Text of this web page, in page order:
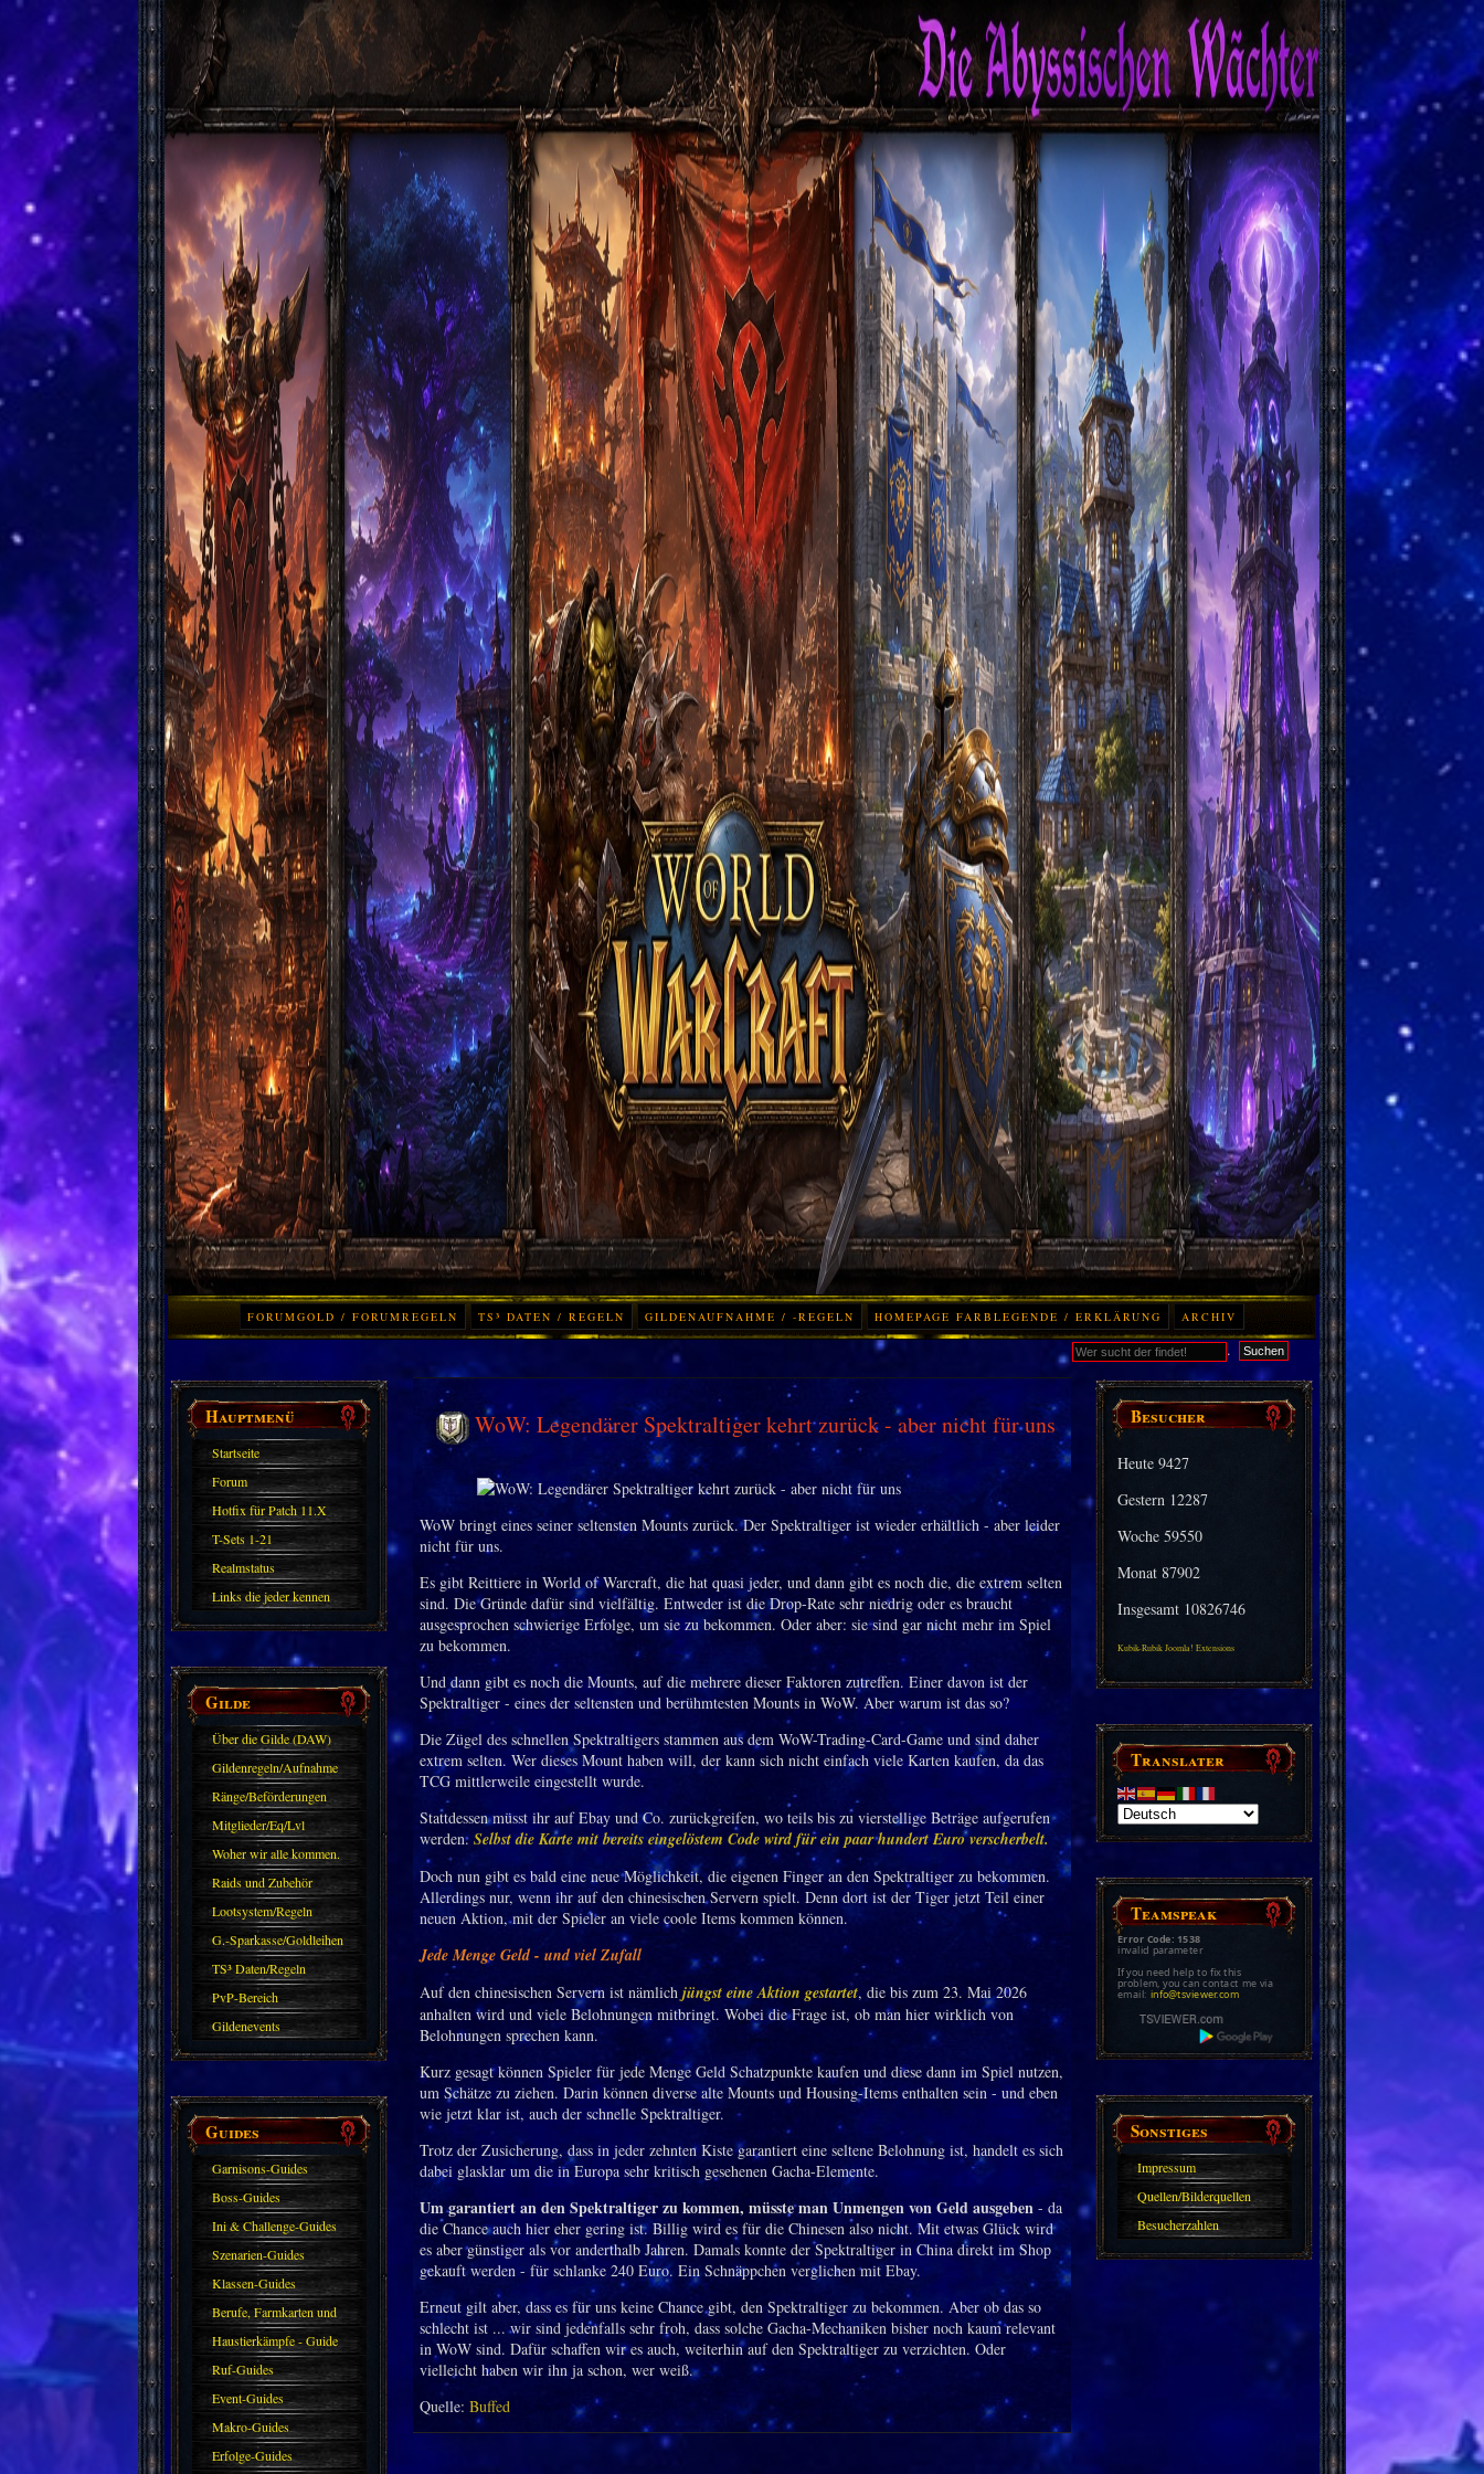
FORUMGOLD / FORUMREGELN TS³ DATEN / REGELN GILDENAUFNAHME / -REGELN HOMEPAGE FARBLEGENDE / ERKLÄRUNG ARCHIV
. Suchen
Hauptmenü
Startseite
Forum
Hotfix für Patch 11.X
T-Sets 1-21
Realmstatus
Links die jeder kennen
sollte?! Oder nicht?
Gilde
Über die Gilde (DAW)
Gildenregeln/Aufnahme
Ränge/Beförderungen
Mitglieder/Eq/Lvl
Woher wir alle kommen.
Raids und Zubehör
Lootsystem/Regeln
G.-Sparkasse/Goldleihen
TS³ Daten/Regeln
PvP-Bereich
Gildenevents
Guides
Garnisons-Guides
Boss-Guides
Ini & Challenge-Guides
Szenarien-Guides
Klassen-Guides
Berufe, Farmkarten und
Haustiere
Haustierkämpfe - Guide
Ruf-Guides
Event-Guides
Makro-Guides
Erfolge-Guides
Besucher
Heute9427
Gestern 12287
Woche59550
Monat87902
Insgesamt 10826746
Kubik-Rubik Joomla! Extensions
Translater
Teamspeak
Error Code: 1538
invalid parameter
If you need help to fix this
problem, you can contact me via
email: info@tsviewer.com
Sonstiges
Impressum
Quellen/Bilderquellen
Besucherzahlen
WoW: Legendärer Spektraltiger kehrt zurück - aber nicht für uns
WoW bringt eines seiner seltensten Mounts zurück. Der Spektraltiger ist wieder erhältlich - aber leider
nicht für uns.
Es gibt Reittiere in World of Warcraft, die hat quasi jeder, und dann gibt es noch die, die extrem selten
sind. Die Gründe dafür sind vielfältig. Entweder ist die Drop-Rate sehr niedrig oder es braucht
ausgesprochen schwierige Erfolge, um sie zu bekommen. Oder aber: sie sind gar nicht mehr im Spiel
zu bekommen.
Und dann gibt es noch die Mounts, auf die mehrere dieser Faktoren zutreffen. Einer davon ist der
Spektraltiger - eines der seltensten und berühmtesten Mounts in WoW. Aber warum ist das so?
Die Zügel des schnellen Spektraltigers stammen aus dem WoW-Trading-Card-Game und sind daher
extrem selten. Wer dieses Mount haben will, der kann sich nicht einfach viele Karten kaufen, da das
TCG mittlerweile eingestellt wurde.
Stattdessen müsst ihr auf Ebay und Co. zurückgreifen, wo teils bis zu vierstellige Beträge aufgerufen
werden. Selbst die Karte mit bereits eingelöstem Code wird für ein paar hundert Euro verscherbelt.
Doch nun gibt es bald eine neue Möglichkeit, die eigenen Finger an den Spektraltiger zu bekommen.
Allerdings nur, wenn ihr auf den chinesischen Servern spielt. Denn dort ist der Tiger jetzt Teil einer
neuen Aktion, mit der Spieler an viele coole Items kommen können.
Jede Menge Geld - und viel Zufall
Auf den chinesischen Servern ist nämlichjüngst eine Aktion gestartet, die bis zum 23. Mai 2026
anhalten wird und viele Belohnungen mitbringt. Wobei die Frage ist, ob man hier wirklich von
Belohnungen sprechen kann.
Kurz gesagt können Spieler für jede Menge Geld Schatzpunkte kaufen und diese dann im Spiel nutzen,
um Schätze zu ziehen. Darin können diverse alte Mounts und Housing-Items enthalten sein - und eben
wie jetzt klar ist, auch der schnelle Spektraltiger.
Trotz der Zusicherung, dass in jeder zehnten Kiste garantiert eine seltene Belohnung ist, handelt es sich
dabei glasklar um die in Europa sehr kritisch gesehenen Gacha-Elemente.
Um garantiert an den Spektraltiger zu kommen, müsste man Unmengen von Geld ausgeben - da
die Chance auch hier eher gering ist. Billig wird es für die Chinesen also nicht. Mit etwas Glück wird
es aber günstiger als vor anderthalb Jahren. Damals konnte der Spektraltiger in China direkt im Shop
gekauft werden - für schlanke 240 Euro. Ein Schnäppchen verglichen mit Ebay.
Erneut gilt aber, dass es für uns keine Chance gibt, den Spektraltiger zu bekommen. Aber ob das so
schlecht ist ... wir sind jedenfalls sehr froh, dass solche Gacha-Mechaniken bisher noch kaum relevant
in WoW sind. Dafür schaffen wir es auch, weiterhin auf den Spektraltiger zu verzichten. Oder
vielleicht haben wir ihn ja schon, wer weiß.
Quelle: Buffed